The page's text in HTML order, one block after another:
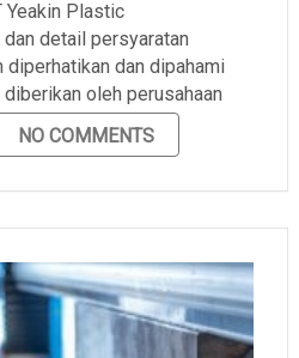
Yeakin Plastic
detail persyaratan
dan dipahami
oleh perusahaan
NO COMMENTS